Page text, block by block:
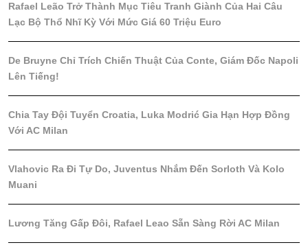
Rafael Leão Trở Thành Mục Tiêu Tranh Giành Của Hai Câu
Lạc Bộ Thổ Nhĩ Kỳ Với Mức Giá 60 Triệu Euro
De Bruyne Chỉ Trích Chiến Thuật Của Conte, Giám Đốc Napoli
Lên Tiếng!
Chia Tay Đội Tuyển Croatia, Luka Modrić Gia Hạn Hợp Đồng
Với AC Milan
Vlahovic Ra Đi Tự Do, Juventus Nhắm Đến Sorloth Và Kolo
Muani
Lương Tăng Gấp Đôi, Rafael Leao Sẵn Sàng Rời AC Milan